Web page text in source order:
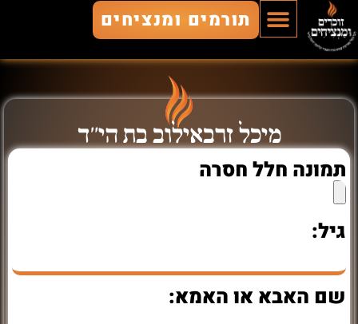
תורמים ומנציחים
מיכל זרבאילוב בת הי"ד
תמונה חלל חסרה
גיל:
שם האבא או האמא: